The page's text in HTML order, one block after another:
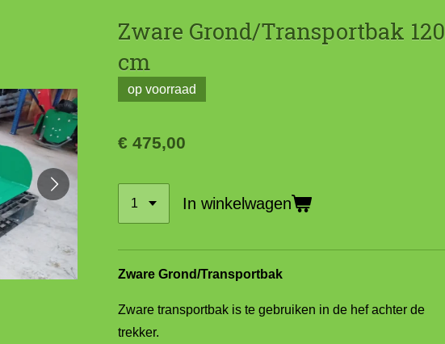
Zware Grond/Transportbak 120
cm
op voorraad
€ 475,00
In winkelwagen
Zware Grond/Transportbak
Zware transportbak is te gebruiken in de hef achter de
trekker.